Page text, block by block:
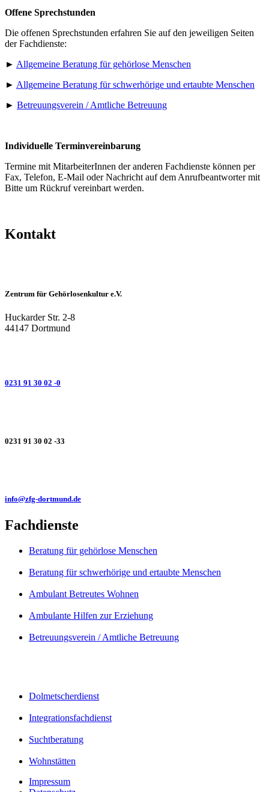
Offene Sprechstunden
Die offenen Sprechstunden erfahren Sie auf den jeweiligen Seiten
der Fachdienste:
► Allgemeine Beratung für gehörlose Menschen
► Allgemeine Beratung für schwerhörige und ertaubte Menschen
► Betreuungsverein / Amtliche Betreuung
Individuelle Terminvereinbarung
Termine mit MitarbeiterInnen der anderen Fachdienste können per
Fax, Telefon, E-Mail oder Nachricht auf dem Anrufbeantworter mit
Bitte um Rückruf vereinbart werden.
Kontakt
Zentrum für Gehörlosenkultur e.V.
Huckarder Str. 2-8
44147 Dortmund
0231 91 30 02 -0
0231 91 30 02 -33
info@zfg-dortmund.de
Fachdienste
Beratung für gehörlose Menschen
Beratung für schwerhörige und ertaubte Menschen
Ambulant Betreutes Wohnen
Ambulante Hilfen zur Erziehung
Betreuungsverein / Amtliche Betreuung
Dolmetscherdienst
Integrationsfachdienst
Suchtberatung
Wohnstätten
Impressum